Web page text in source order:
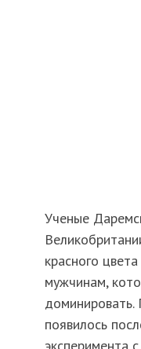
Ученые
красного
мужчинам,
появилось
эксперимента